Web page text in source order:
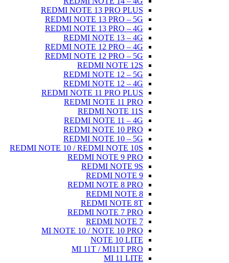
REDMI NOTE 13 PRO PLUS
REDMI NOTE 13 PRO – 5G
REDMI NOTE 13 PRO – 4G
REDMI NOTE 13 – 4G
REDMI NOTE 12 PRO – 4G
REDMI NOTE 12 PRO – 5G
REDMI NOTE 12S
REDMI NOTE 12 – 5G
REDMI NOTE 12 – 4G
REDMI NOTE 11 PRO PLUS
REDMI NOTE 11 PRO
REDMI NOTE 11S
REDMI NOTE 11 – 4G
REDMI NOTE 10 PRO
REDMI NOTE 10 – 5G
REDMI NOTE 10 / REDMI NOTE 10S
REDMI NOTE 9 PRO
REDMI NOTE 9S
REDMI NOTE 9
REDMI NOTE 8 PRO
REDMI NOTE 8
REDMI NOTE 8T
REDMI NOTE 7 PRO
REDMI NOTE 7
MI NOTE 10 / NOTE 10 PRO
NOTE 10 LITE
MI 11T / MI11T PRO
MI 11 LITE